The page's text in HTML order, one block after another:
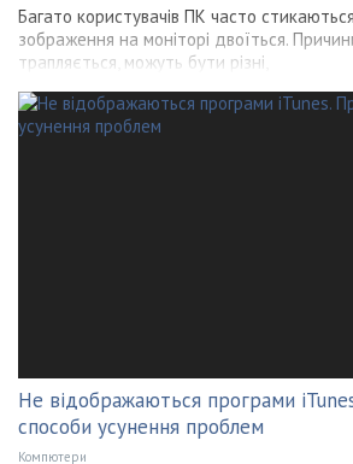
Багато користувачів ПК часто
зображення на моніторі двоїться.
трапляється, можуть бути різні,
Не відображаються програми
способи усунення проблем
Компютери